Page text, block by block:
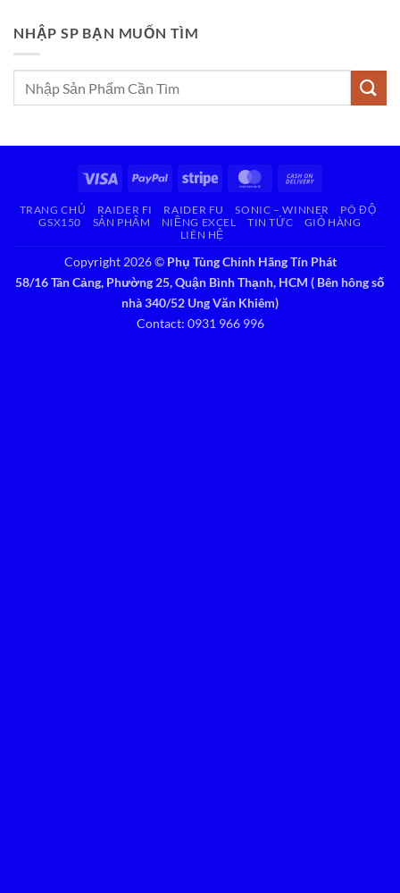
NHẬP SP BẠN MUỐN TÌM
Visa PayPal Stripe MasterCard
Delivery
TRANG CHỦ RAIDER FI RAIDER FU SONIC – WINNER
PÔ ĐỘ
GSX150
SẢN PHẨM NIỀNG EXCEL TIN TỨC
GIỎ HÀNG
LIÊN HỆ
Copyright 2026 © Phụ Tùng Chính Hãng Tín Phát
58/16 Tân Cảng, Phường 25, Quận Bình Thạnh, HCM ( Bên hông số
nhà 340/52 Ung Văn Khiêm)
Contact: 0931 966 996